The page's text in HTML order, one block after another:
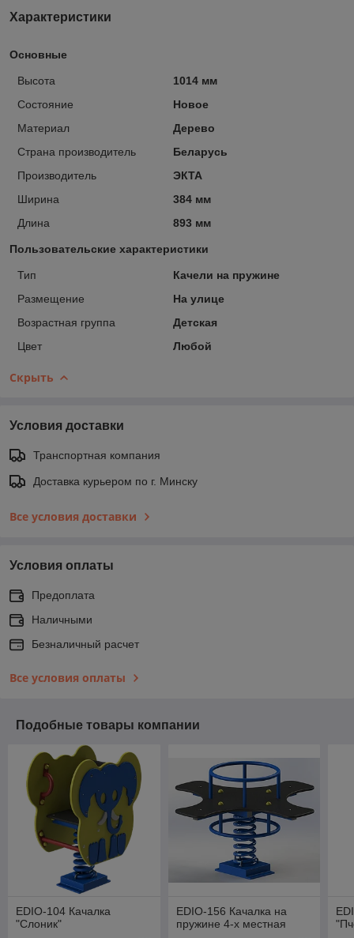
Характеристики
Основные
Высота
1014 мм
Состояние
Новое
Материал
Дерево
Страна производитель
Беларусь
Производитель
ЭКТА
Ширина
384 мм
Длина
893 мм
Пользовательские характеристики
Тип
Качели на пружине
Размещение
На улице
Возрастная группа
Детская
Цвет
Любой
Скрыть
Условия доставки
Транспортная компания
Доставка курьером по г. Минску
Все условия доставки
Условия оплаты
Предоплата
Наличными
Безналичный расчет
Все условия оплаты
Подобные товары компании
EDIO-104 Качалка
"Слоник"
EDIO-156 Качалка на
пружине 4-х местная